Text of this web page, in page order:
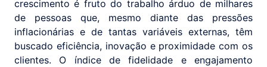
crescimento é fruto do trabalho árduo de milhares
de pessoas que, mesmo diante das pressões
inflacionárias e de tantas variáveis externas, têm
buscado eficiência, inovação e proximidade com os
clientes. O índice de fidelidade e engajamento